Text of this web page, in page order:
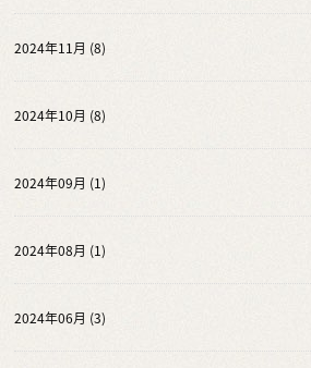
2024年11月 (8)
2024年10月 (8)
2024年09月 (1)
2024年08月 (1)
2024年06月 (3)